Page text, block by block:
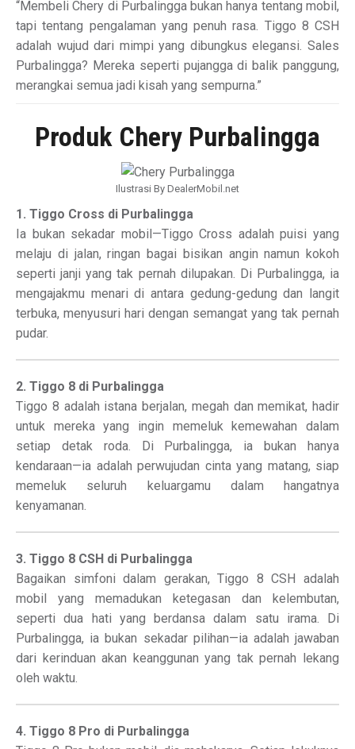
“Membeli Chery di Purbalingga bukan hanya tentang mobil,
tapi tentang pengalaman yang penuh rasa. Tiggo 8 CSH
adalah wujud dari mimpi yang dibungkus elegansi. Sales
Purbalingga? Mereka seperti pujangga di balik panggung,
merangkai semua jadi kisah yang sempurna.”
Produk Chery Purbalingga
Ilustrasi By DealerMobil.net
1. Tiggo Cross di Purbalingga
Ia bukan sekadar mobil—Tiggo Cross adalah puisi yang
melaju di jalan, ringan bagai bisikan angin namun kokoh
seperti janji yang tak pernah dilupakan. Di Purbalingga, ia
mengajakmu menari di antara gedung-gedung dan langit
terbuka, menyusuri hari dengan semangat yang tak pernah
pudar.
2. Tiggo 8 di Purbalingga
Tiggo 8 adalah istana berjalan, megah dan memikat, hadir
untuk mereka yang ingin memeluk kemewahan dalam
setiap detak roda. Di Purbalingga, ia bukan hanya
kendaraan—ia adalah perwujudan cinta yang matang, siap
memeluk seluruh keluargamu dalam hangatnya
kenyamanan.
3. Tiggo 8 CSH di Purbalingga
Bagaikan simfoni dalam gerakan, Tiggo 8 CSH adalah
mobil yang memadukan ketegasan dan kelembutan,
seperti dua hati yang berdansa dalam satu irama. Di
Purbalingga, ia bukan sekadar pilihan—ia adalah jawaban
dari kerinduan akan keanggunan yang tak pernah lekang
oleh waktu.
4. Tiggo 8 Pro di Purbalingga